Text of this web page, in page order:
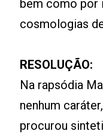
bem como por
cosmologias
RESOLUÇÃO:
Na rapsódia
nenhum
procurou